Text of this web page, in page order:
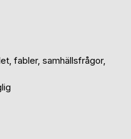
fabler, samhällsfrågor,